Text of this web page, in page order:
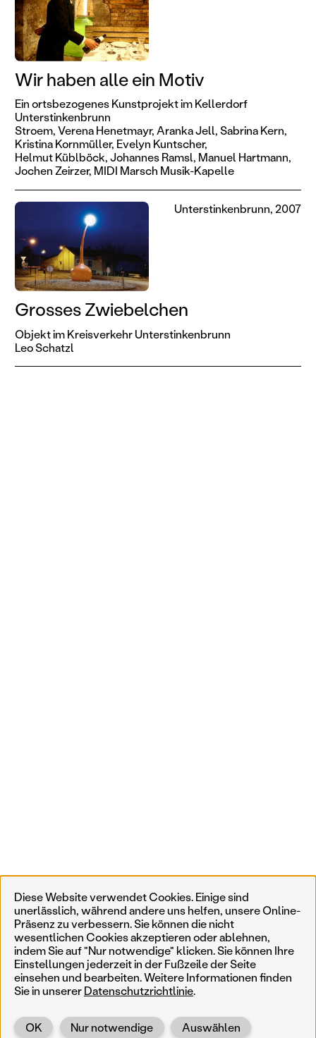
Wir haben alle ein Motiv
Ein ortsbezogenes Kunstprojekt im Kellerdorf
Unterstinkenbrunn
Stroem,Verena Henetmayr,Aranka Jell,Sabrina Kern,
Kristina Kornmüller, Evelyn Kuntscher,
Helmut Küblböck,Johannes Ramsl, Manuel Hartmann,
Jochen Zeirzer, MIDI Marsch Musik-Kapelle
Grosses Zwiebelchen
Objekt im Kreisverkehr Unterstinkenbrunn
Leo Schatzl
Unterstinkenbrunn, 2007
Diese Website verwendet Cookies. Einige sind
unerlässlich, während andere uns helfen, unsere Online-
Präsenz zu verbessern. Sie können die nicht
wesentlichen Cookies akzeptieren oder ablehnen,
indem Sie auf "Nur notwendige" klicken. Sie können Ihre
Einstellungen jederzeit in der Fußzeile der Seite
einsehen und bearbeiten. Weitere Informationen finden
Sie in unsererDatenschutzrichtlinie.
Auswählen
Nur notwendige
OK